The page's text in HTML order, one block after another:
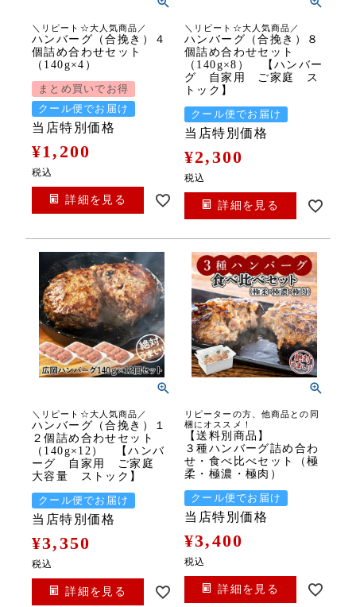
＼リピート☆大人気商品／
ハンバーグ（合挽き）４
個詰め合わせセット
（140g×4）
まとめ買いでお得
クール便でお届け
当店特別価格
¥1,200
税込
詳細を見る
＼リピート☆大人気商品／
ハンバーグ（合挽き）８
個詰め合わせセット
（140g×8） 【ハンバー
グ 自家用 ご家庭 ス
トック】
クール便でお届け
当店特別価格
¥2,300
税込
詳細を見る
＼リピート☆大人気商品／
ハンバーグ（合挽き）１
２個詰め合わせセット
（140g×12） 【ハンバ
ーグ 自家用 ご家庭
大容量 ストック】
クール便でお届け
当店特別価格
¥3,350
税込
詳細を見る
リピーターの方、他商品との同
梱にオススメ！
【送料別商品】
３種ハンバーグ詰め合わ
せ・食べ比べセット（極
柔・極濃・極肉）
クール便でお届け
当店特別価格
¥3,400
税込
詳細を見る